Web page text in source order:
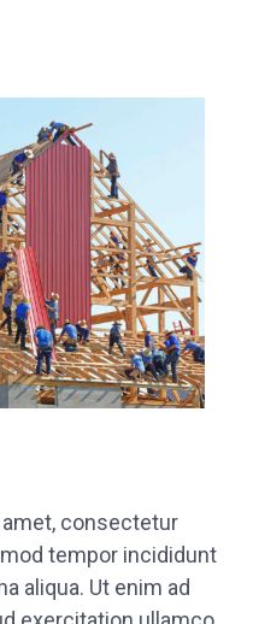
consectetur
tempor incididunt
aliqua. Ut enim ad